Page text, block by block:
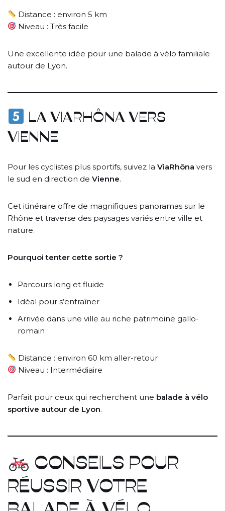
Distance : environ 5 km
Niveau : Très facile
Une excellente idée pour une balade à vélo familiale
autour de Lyon.
LA VIARHÔNA VERS
VIENNE
Pour les cyclistes plus sportifs, suivez la ViaRhôna vers
le sud en direction de Vienne.
Cet itinéraire offre de magnifiques panoramas sur le
Rhône et traverse des paysages variés entre ville et
nature.
Pourquoi tenter cette sortie ?
Parcours long et fluide
Idéal pour s’entraîner
Arrivée dans une ville au riche patrimoine gallo-
romain
Distance : environ 60 km aller-retour
Niveau : Intermédiaire
Parfait pour ceux qui recherchent une balade à vélo
sportive autour de Lyon.
CONSEILS POUR
RÉUSSIR VOTRE